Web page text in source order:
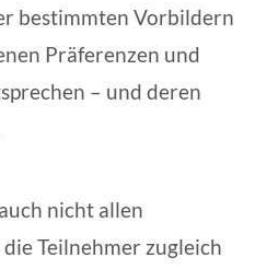
bestimmten Vorbildern
Präferenzen und
– und deren
nicht allen
Teilnehmer zugleich